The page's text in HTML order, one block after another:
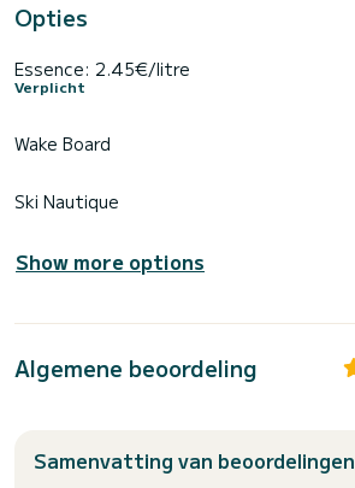
Opties
Essence: 2.45€/litre
Verplicht
Wake Board
Ski Nautique
Show more options
Algemene beoordeling
Samenvatting van beoordelingen